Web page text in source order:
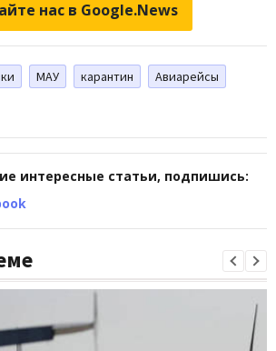
нас в Google.News
МАУ карантин
Авиарейсы
интересные статьи, подпишись: